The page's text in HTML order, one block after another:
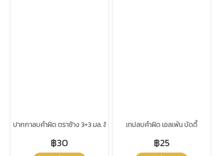
ปากกาลบคำผิด ตราช้าง 3+3 มล. สีส้ม
฿30
เทปลบคำผิด เอลเฟ่น บัดดี้
฿25